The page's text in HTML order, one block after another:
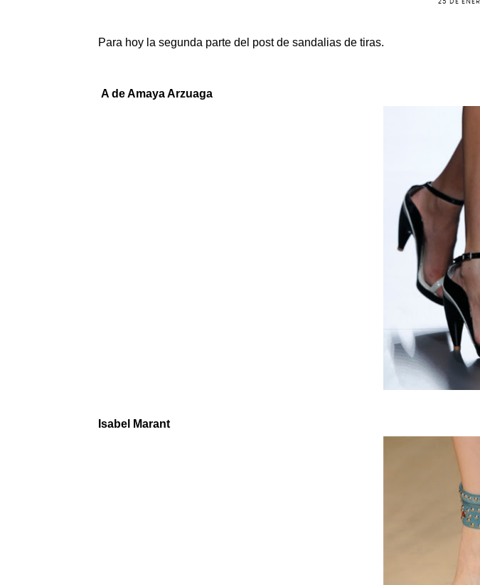
Para hoy la segunda parte del post de sandalias de tiras.
A de Amaya Arzuaga
Isabel Marant